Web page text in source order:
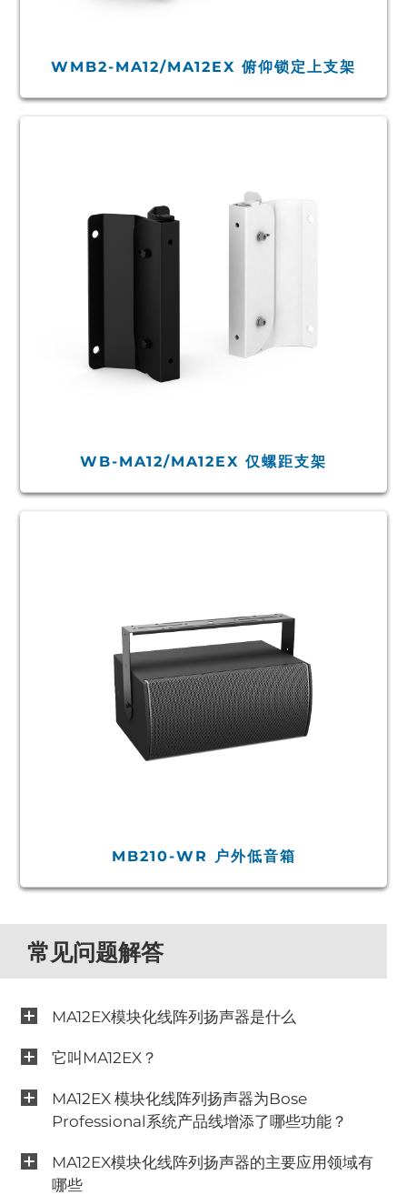
WMB2-MA12/MA12EX 俯仰锁定上支架
WB-MA12/MA12EX 仅螺距支架
MB210-WR 户外低音箱
常见问题解答
MA12EX模块化线阵列扬声器是什么
它叫MA12EX？
MA12EX 模块化线阵列扬声器为Bose
Professional系统产品线增添了哪些功能？
MA12EX模块化线阵列扬声器的主要应用领域有
哪些